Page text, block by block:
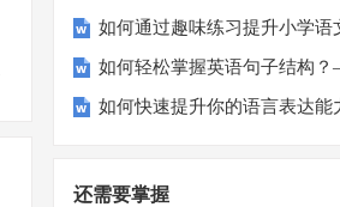
如何通过趣味练习提升小学语
如何轻松掌握英语句子结构
如何快速提升你的语言表达能
还需要掌握